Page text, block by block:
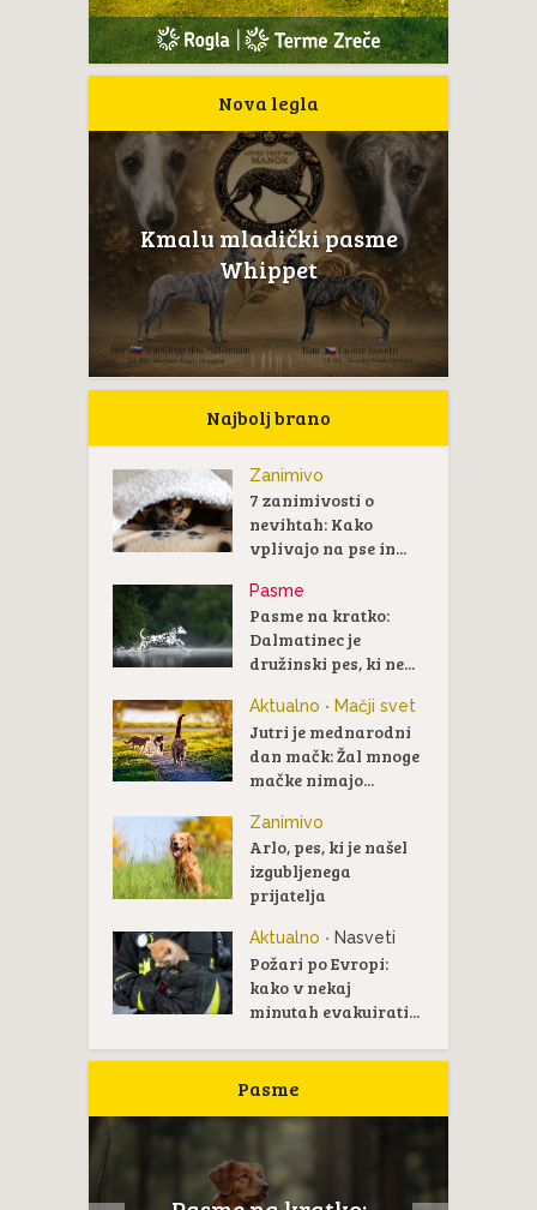
Nova legla
Kmalu mladički pasme
Whippet
Najbolj brano
Zanimivo
7 zanimivosti o
nevihtah: Kako
vplivajo na pse in...
Pasme
Pasme na kratko:
Dalmatinec je
družinski pes, ki ne...
Aktualno • Mačji svet
Jutri je mednarodni
dan mačk: Žal mnoge
mačke nimajo...
Zanimivo
Arlo, pes, ki je našel
izgubljenega
prijatelja
Aktualno • Nasveti
Požari po Evropi:
kako v nekaj
minutah evakuirati...
Pasme